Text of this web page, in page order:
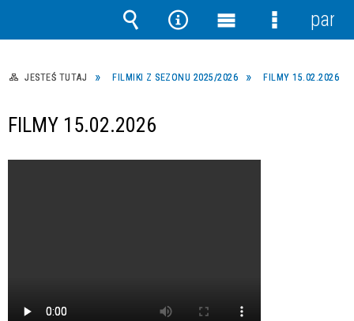
JESTEŚ TUTAJ FILMIKI Z SEZONU 2025/2026 FILMY 15.02.2026
FILMY 15.02.2026
Wyszukiwarka
Narzędzia
Menu Menu
panel